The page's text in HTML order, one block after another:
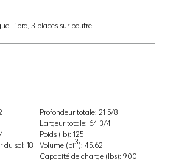
Libra, 3 places sur poutre
du sol: 18
Profondeur totale: 21 5/8
Largeur totale: 64 3/4
Poids (lb): 125
Volume (pi3): 45.62
Capacité de charge (lbs): 900